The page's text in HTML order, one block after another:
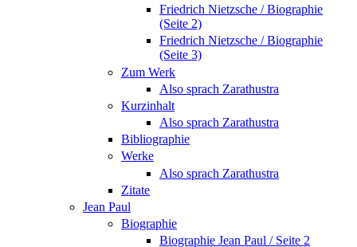
Friedrich Nietzsche / Biographie
(Seite 2)
Friedrich Nietzsche / Biographie
(Seite 3)
Zum Werk
Also sprach Zarathustra
Kurzinhalt
Also sprach Zarathustra
Bibliographie
Werke
Also sprach Zarathustra
Zitate
Jean Paul
Biographie
Biographie Jean Paul / Seite 2